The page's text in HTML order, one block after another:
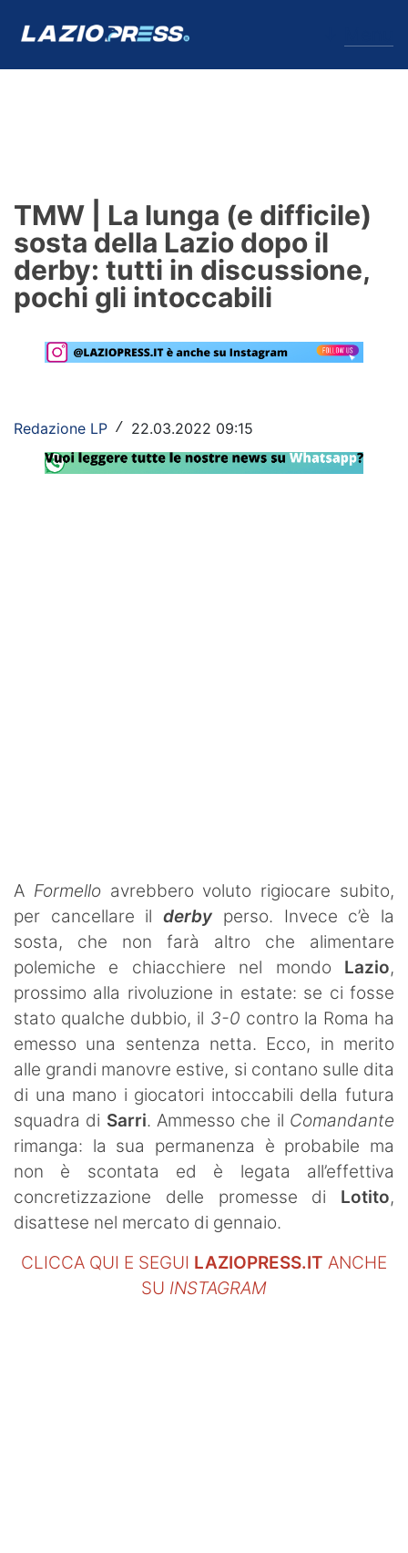
Formello
Infortuni
Primavera
Calciomercato
Rassegna Lazio
Social
TMW | La lunga (e difficile)
sosta della Lazio dopo il
derby: tutti in discussione,
pochi gli intoccabili
Redazione LP / 22.03.2022 09:15
A Formelloavrebbero voluto rigiocare subito,
per cancellare ilderby perso. Invece c’è la
sosta, che non farà altro che alimentare
polemiche e chiacchiere nel mondo Lazio,
prossimo alla rivoluzione in estate: se ci fosse
stato qualche dubbio, il 3-0 contro la Roma ha
emesso una sentenza netta. Ecco, in merito
alle grandi manovre estive, si contano sulle dita
di una mano i giocatori intoccabili della futura
squadra di Sarri. Ammesso che il Comandante
rimanga: la sua permanenza è probabile ma
non è scontata ed è legata all’effettiva
concretizzazione delle promesse di Lotito,
disattese nel mercato di gennaio.
CLICCA QUI E SEGUI LAZIOPRESS.IT ANCHE
SU INSTAGRAM